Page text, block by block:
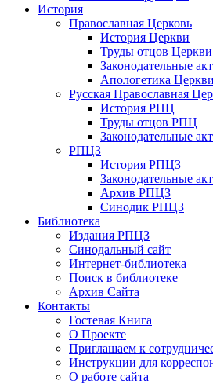
История
Православная Церковь
История Церкви
Труды отцов Церкви
Законодательные
Апологетика Церкви
Русская Православная
История РПЦ
Труды отцов РПЦ
Законодательные
РПЦЗ
История РПЦЗ
Законодательные
Архив РПЦЗ
Синодик РПЦЗ
Библиотека
Издания РПЦЗ
Синодальный сайт
Интернет-библиотека
Поиск в библиотеке
Архив Сайта
Контакты
Гостевая Книга
О Проекте
Приглашаем к
Инструкции для
О работе сайта